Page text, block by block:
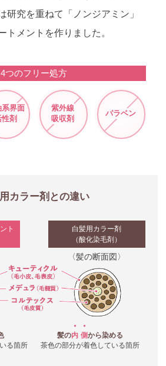
研究を重ねて「ノンジアミン」
トメントを作りました。
4つのフリー処方
系界面
性剤
紫外線
吸収剤
パラベン
カラー剤との違い
ト
白髪用カラー剤
（酸化染毛剤）
〈髪の断面図〉
る箇所
髪の内
・
側
・
から染める
茶色の部分が着色している箇所